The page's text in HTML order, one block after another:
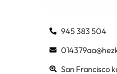
945 383 504
San Francisco